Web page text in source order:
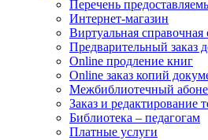
Перечень
Интернет-магазин
Виртуальная справочная
Предварительный заказ
Online продление книг
Online заказ копий
Межбиблиотечный
Заказ и редактирование
Библиотека – педагогам
Платные услуги